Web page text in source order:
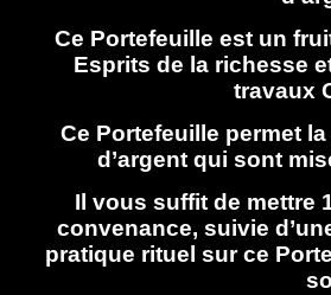
Ce Portefeuille est un
Esprits de la richesse
travaux
Ce Portefeuille permet
d’argent qui sont
Il vous suffit de mettre
convenance, suivie
pratique rituel sur ce